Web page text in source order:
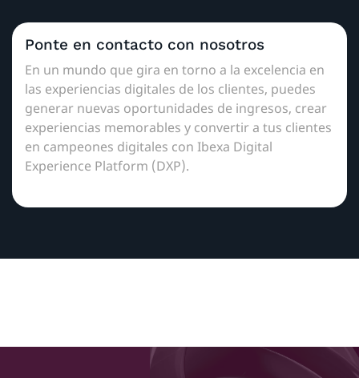
Ponte en contacto con nosotros
En un mundo que gira en torno a la excelencia en
las experiencias digitales de los clientes, puedes
generar nuevas oportunidades de ingresos, crear
experiencias memorables y convertir a tus clientes
en campeones digitales con Ibexa Digital
Experience Platform (DXP).